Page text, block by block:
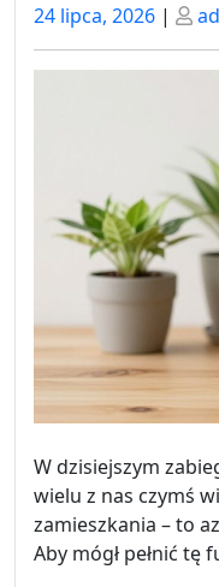
Posted
on
24 lipca, 2026 |
on
W dzisiejszym
wielu z nas czymś
zamieszkania – to
Aby mógł pełnić tę